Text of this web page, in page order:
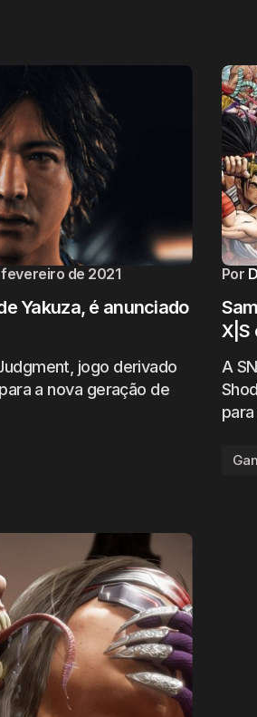
fevereiro de 2021
Yakuza, é anunciado
jogo derivado
a nova geração de
Por
X|S
A